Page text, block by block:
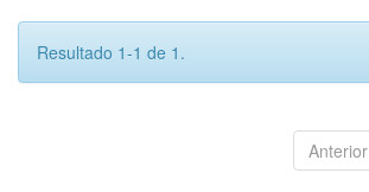
Resultado 1-1 de 1.
Anterior